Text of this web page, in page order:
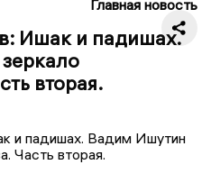
Главная новость
Ишак и падишах.
вторая.